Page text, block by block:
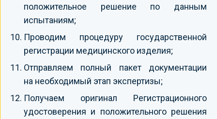
положительное решение по данным
испытаниям;
Проводим процедуру государственной
регистрации медицинского изделия;
Отправляем полный пакет документации
на необходимый этап экспертизы;
Получаем оригинал Регистрационного
удостоверения и положительного решения